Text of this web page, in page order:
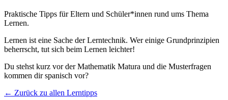
Praktische Tipps für Eltern und Schüler*innen rund ums Thema
Lernen.
Lernen ist eine Sache der Lerntechnik. Wer einige Grundprinzipien
beherrscht, tut sich beim Lernen leichter!
Du stehst kurz vor der Mathematik Matura und die Musterfragen
kommen dir spanisch vor?
← Zurück zu allen Lerntipps